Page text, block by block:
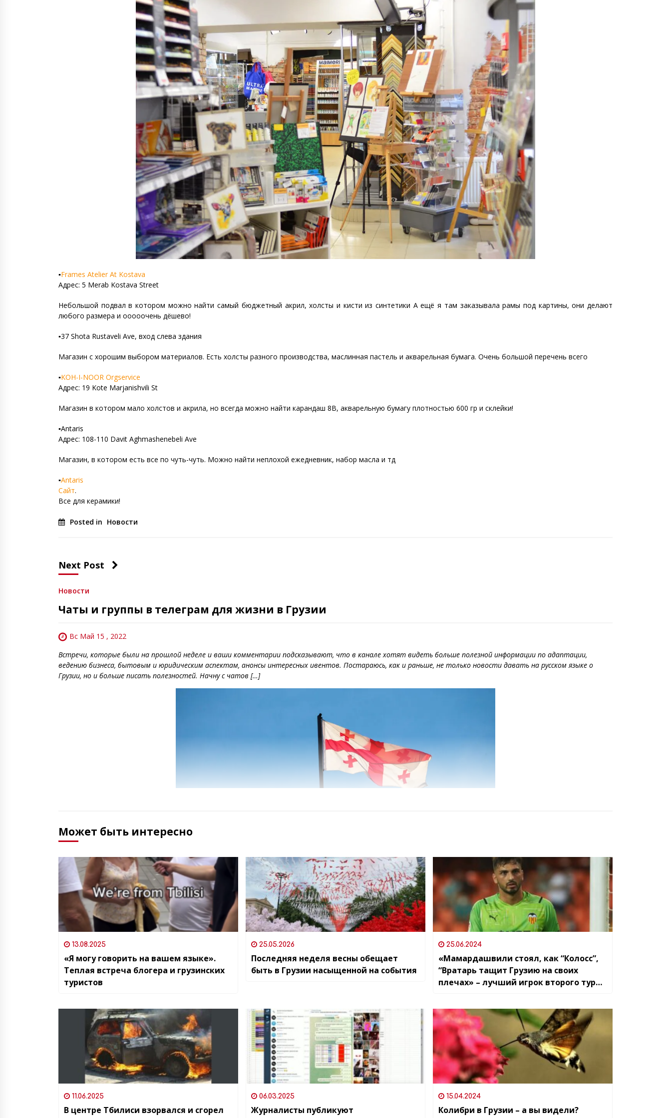
денежных переводов из
российского банка «Т-банка» в
Грузию за одну неделю
увеличился на 64%
02.08.2026
нового «Человека-паука»,
«Одиссея» Кристофера Нолана и
другие фильмы —
кинотеатральный дайджест
Грузии
02.08.2026
Тбилиси перенесли, но пешеходы
по привычке идут прежним
маршрутом и нарушают правила
02.08.2026
Российские СМИ и паблики
намеренно разгоняют тему
плохих отношений между
грузинами и русскими
02.08.2026
Самые популярные имена и
распространённые фамилии в
Грузии
02.08.2026
Юные звезды соцсетей Ана-
Мария и Ева Бутиашвили: как
вырасти за год до полумиллиона
подписчиков.
01.08.2026
Любовь или продуманная акция
—сюжет Данилы и Ануки набрал
более 10 миллионов просмотров
за несколько дней
01.08.2026
Сеть OnePrice полностью ушла с
рынка и прекратила свою
деятельность в Грузии, на её
место пришла “Ambari”
01.08.2026
Где покупать книги на русском
языке в Тбилиси — подборка
магазинов
01.08.2026
▪️Frames Atelier At Kostava
Адрес: 5 Merab Kostava Street
Небольшой подвал в котором можно найти самый бюджетный акрил, холсты и кисти из синтетики А ещё я там заказывала рамы под картины, они делают
любого размера и ооооочень дёшево!
▪️37 Shota Rustaveli Ave, вход слева здания
Магазин с хорошим выбором материалов. Есть холсты разного производства, маслинная пастель и акварельная бумага. Очень большой перечень всего
▪️KOH-I-NOOR Orgservice
Адрес: 19 Kote Marjanishvili St
Магазин в котором мало холстов и акрила, но всегда можно найти карандаш 8B, акварельную бумагу плотностью 600 гр и склейки!
▪️Antaris
Адрес: 108-110 Davit Aghmashenebeli Ave
Магазин, в котором есть все по чуть-чуть. Можно найти неплохой ежедневник, набор масла и тд
▪️Antaris
Сайт.
Все для керамики!
Posted in Новости
Next Post
Новости
Чаты и группы в телеграм для жизни в Грузии
Вс Май 15 , 2022
Встречи, которые были на прошлой неделе и ваши комментарии подсказывают, что в канале хотят видеть больше полезной информации по адаптации,
ведению бизнеса, бытовым и юридическим аспектам, анонсы интересных ивентов. Постараюсь, как и раньше, не только новости давать на русском языке о
Грузии, но и больше писать полезностей. Начну с чатов […]
Может быть интересно
13.08.2025
«Я могу говорить на вашем языке».
Теплая встреча блогера и грузинских
туристов
25.05.2026
Последняя неделя весны обещает
быть в Грузии насыщенной на события
25.06.2024
«Мамардашвили стоял, как “Колосс”,
“Вратарь тащит Грузию на своих
плечах» – лучший игрок второго тура
10)
11.06.2025
В центре Тбилиси взорвался и сгорел
06.03.2025
Журналисты публикуют
15.04.2024
Колибри в Грузии – а вы видели?